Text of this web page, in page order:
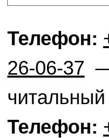
Телефон:
26-06-37
читальный
Телефон: